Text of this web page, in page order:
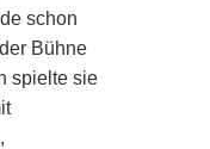
schon
Bühne
spielte sie